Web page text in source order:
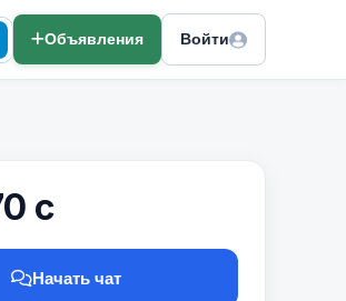
Объявления Войти
с
Начать чат